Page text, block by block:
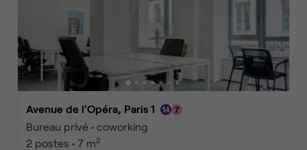
Avenue de l'Opéra, Paris 1
Bureau privé • coworking
2 postes • 7 m2